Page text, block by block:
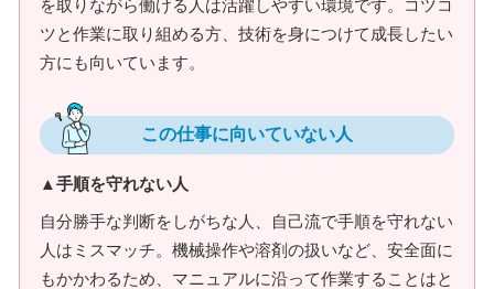
を取りながら働ける人は活躍しやすい環境です。コツコ
ツと作業に取り組める方、技術を身につけて成長したい
方にも向いています。
この仕事に向いていない人
▲手順を守れない人
自分勝手な判断をしがちな人、自己流で手順を守れない
人はミスマッチ。機械操作や溶剤の扱いなど、安全面に
もかかわるため、マニュアルに沿って作業することはと